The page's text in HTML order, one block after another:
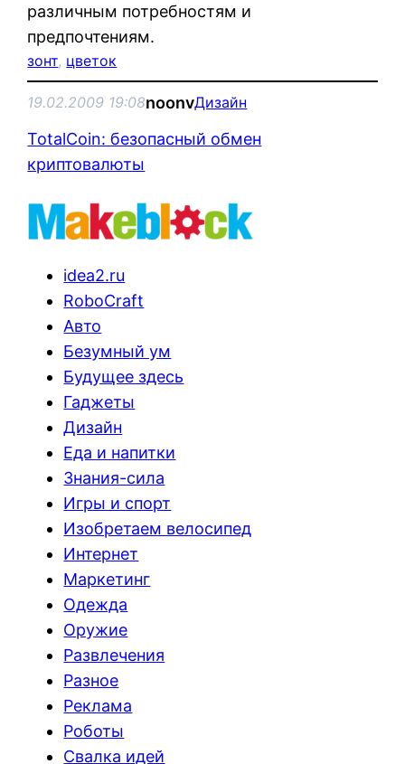
различным потребностям и
предпочтениям.
зонт, цветок
19.02.2009 19:08noonvДизайн
TotalCoin: безопасный обмен
криптовалюты
idea2.ru
RoboCraft
Авто
Безумный ум
Будущее здесь
Гаджеты
Дизайн
Еда и напитки
Знания-сила
Игры и спорт
Изобретаем велосипед
Интернет
Маркетинг
Одежда
Оружие
Развлечения
Разное
Реклама
Роботы
Свалка идей